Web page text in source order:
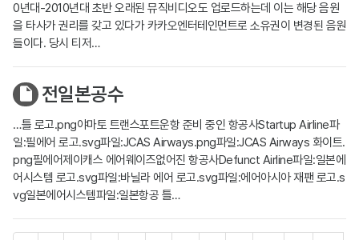
0년대-2010년대 초반 오래된 뮤직비디오도 업로드하는데 이는 해당 음원
을 타사가 권리를 갖고 있다가 카카오엔터테인먼트로 소유권이 변경된 음원
들이다. 당시 티저…
전일본공수
…틀 로고.png야마토 트랜스포트운항 준비 중인 항공사Startup Airline파
일:필에어 로고.svg파일:JCAS Airways.png파일:JCAS Airways 화이트.
png필에어제이캐스 에어웨이즈없어진 항공사Defunct Airline파일:일본에
어시스템 로고.svg파일:바닐라 에어 로고.svg파일:에어아시아 재팬 로고.s
vg일본에어시스템파일:일본항공 틀…